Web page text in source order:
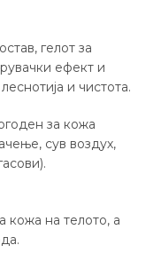
гелот за
ефект и
и чистота.
за кожа
сув воздух,
кожа на телото, а